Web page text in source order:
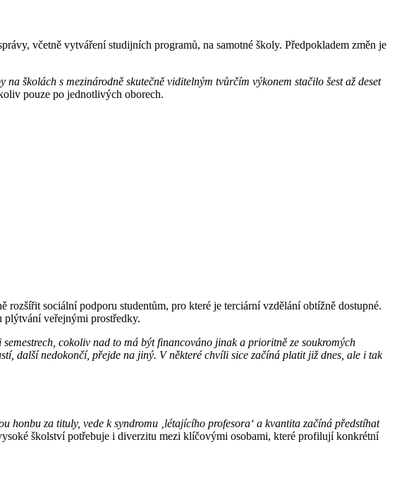
včetně vytváření studijních programů, na samotné školy. Předpokladem změn je
školách s mezinárodně skutečně viditelným tvůrčím výkonem stačilo šest až deset
pouze po jednotlivých oborech.
sociální podporu studentům, pro které je terciární vzdělání obtížně dostupné.
plýtvání veřejnými prostředky.
cokoliv nad to má být financováno jinak a prioritně ze soukromých
další nedokončí, přejde na jiný. V některé chvíli sice začíná platit již dnes, ale i tak
honbu za tituly, vede k syndromu ‚létajícího profesora‘ a kvantita začíná předstíhat
školství potřebuje i diverzitu mezi klíčovými osobami, které profilují konkrétní